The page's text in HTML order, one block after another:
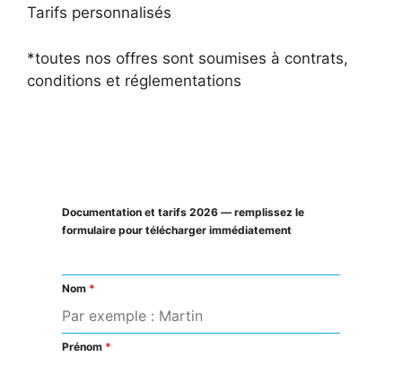
Tarifs personnalisés
*toutes nos offres sont soumises à contrats,
conditions et réglementations
Documentation et tarifs 2026 — remplissez le
formulaire pour télécharger immédiatement
Nom *
Prénom *